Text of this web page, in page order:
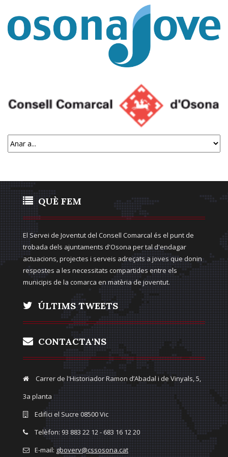
Serveis d’informació juvenil
QUÈ FEM
El Servei de Joventut del Consell Comarcal és el punt de
trobada dels ajuntaments d'Osona per tal d'endagar
actuacions, projectes i serveis adreçats a joves que donin
respostes a les necessitats compartides entre els
municipis de la comarca en matèria de joventut.
ÚLTIMS TWEETS
CONTACTA'NS
Carrer de l'Historiador Ramon d’Abadal i de Vinyals, 5,
3a planta
Edifici el Sucre 08500 Vic
Telèfon: 93 883 22 12 - 683 16 12 20
E-mail:gboverv@cssosona.cat